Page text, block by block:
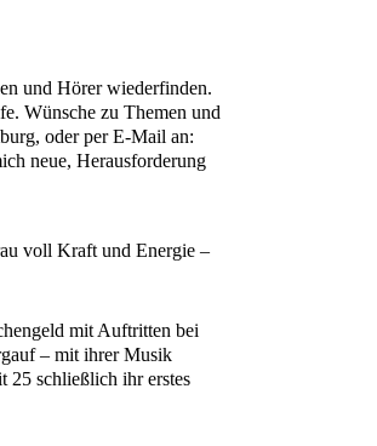
und Hörer wiederfinden.
Wünsche zu Themen und
oder per E-Mail an:
neue, Herausforderung
voll Kraft und Energie –
mit Auftritten bei
– mit ihrer Musik
25 schließlich ihr erstes